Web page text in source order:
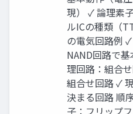
現） ✓ 論理素
ルICの種類（
の電気回路例
NAND回路で
理回路：組合
組合せ回路 ✓
決まる回路 順
子：フリップ